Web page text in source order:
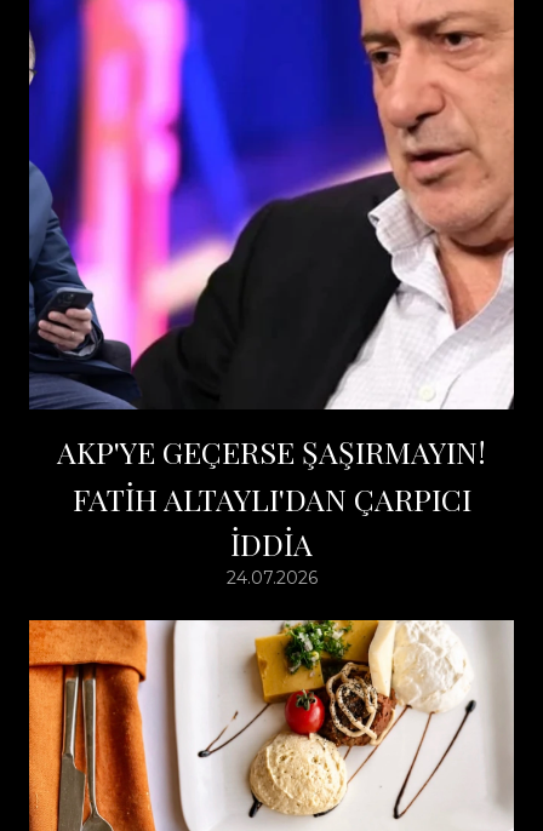
AKP'YE GEÇERSE ŞAŞIRMAYIN!
FATİH ALTAYLI'DAN ÇARPICI
İDDİA
24.07.2026